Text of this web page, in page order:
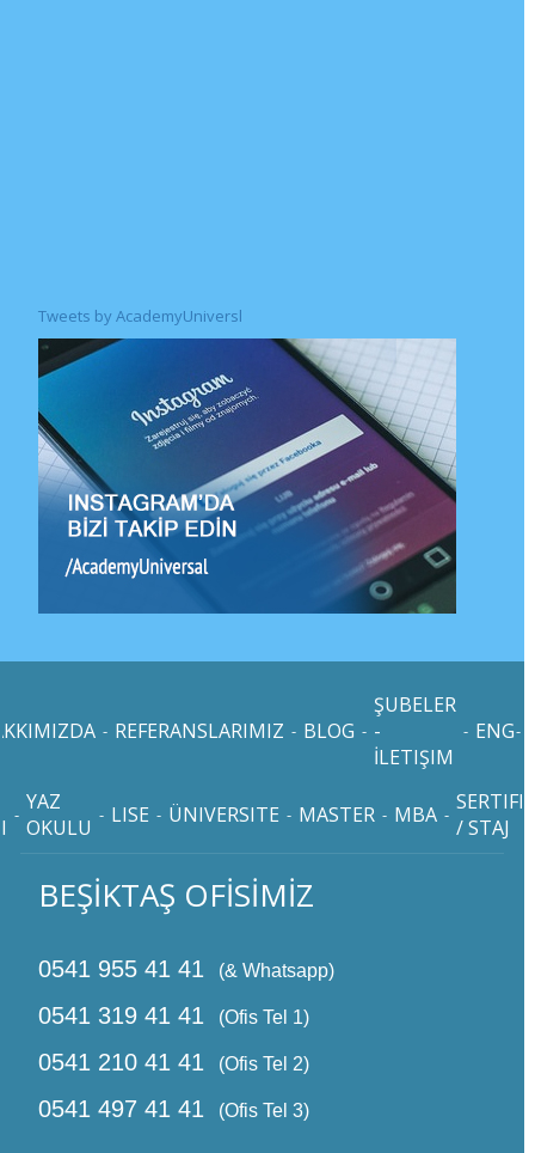
Tweets by AcademyUniversl
- REFERANSLARIMIZ - BLOG -
ŞUBELER
-
İLETIŞIM
- ENG-
- YAZ
OKULU - LISE - ÜNIVERSITE - MASTER - MBA - / STAJ
BEŞİKTAŞ OFİSİMİZ
0541 955 41 41 (& Whatsapp)
0541 319 41 41 (Ofis Tel 1)
0541 210 41 41 (Ofis Tel 2)
0541 497 41 41 (Ofis Tel 3)